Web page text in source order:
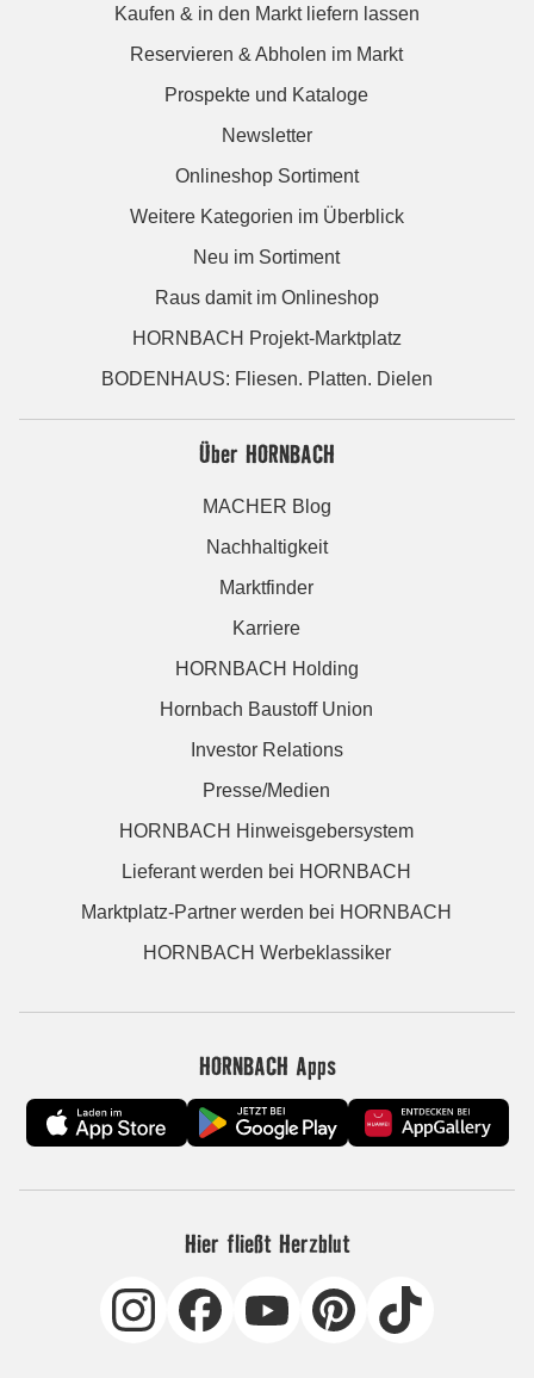
Kaufen & in den Markt liefern lassen
Reservieren & Abholen im Markt
Prospekte und Kataloge
Newsletter
Onlineshop Sortiment
Weitere Kategorien im Überblick
Neu im Sortiment
Raus damit im Onlineshop
HORNBACH Projekt-Marktplatz
BODENHAUS: Fliesen. Platten. Dielen
Über HORNBACH
MACHER Blog
Nachhaltigkeit
Marktfinder
Karriere
HORNBACH Holding
Hornbach Baustoff Union
Investor Relations
Presse/Medien
HORNBACH Hinweisgebersystem
Lieferant werden bei HORNBACH
Marktplatz-Partner werden bei HORNBACH
HORNBACH Werbeklassiker
HORNBACH Apps
Hier fließt Herzblut